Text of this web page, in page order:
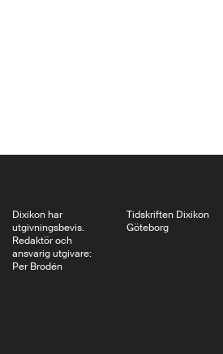
Wien, flyr från skolans
Dixikon har
utgivningsbevis.
Redaktör och
ansvarig utgivare:
Per Brodén
Tidskriften Dixikon
Göteborg